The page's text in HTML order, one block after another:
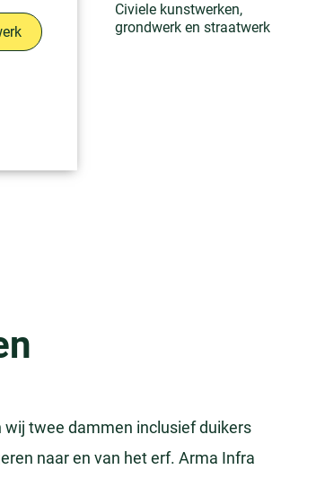
Civiele kunstwerken,
grondwerk en straatwerk
wij twee dammen inclusief duikers
naar en van het erf. Arma Infra